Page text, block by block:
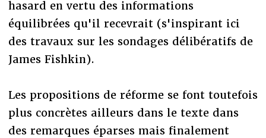
hasard en vertu des informations
équilibrées qu'il recevrait (s'inspirant ici
des travaux sur les sondages délibératifs de
James Fishkin).
Les propositions de réforme se font toutefois
plus concrètes ailleurs dans le texte dans
des remarques éparses mais finalement